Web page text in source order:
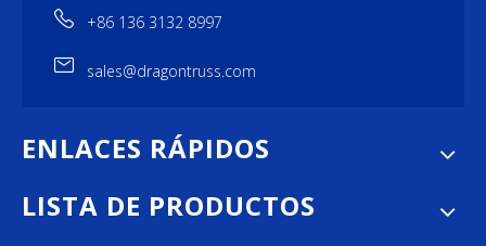
+86 136 3132 8997
sales@dragontruss.com
ENLACES RÁPIDOS
LISTA DE PRODUCTOS